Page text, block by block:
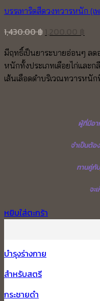
บรรเทาริดสีดวงทวารหนัก (เ
1,430.00฿
was:
1,430.00 ฿.
is:
มีฤทธิ์เป็นยาระบายอ่อนๆ ลด
หนักทั้งประเภทเดือยไก่และก
เส้นเลือดดำบริเวณทวารหนั
ผู้ที่มีอา
จำเป็นต้อ
ทานคู่กับ
จะ
หยิบใส่ตะกร้า
บำรุงร่างกาย
สำหรับสตรี
กระชายดำ